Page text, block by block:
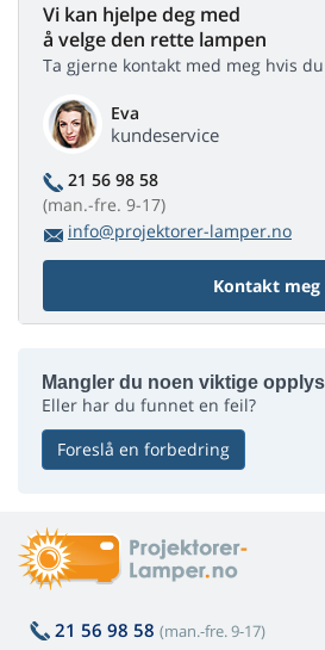
Vi kan hjelpe deg med
å velge den rette lampen
Ta gjerne kontakt med meg hvis
Eva
kundeservice
21 56 98 58
(man.-fre. 9-17)
info@projektorer-lamper.no
Kontakt meg
Mangler du noen viktige
Eller har du funnet en feil?
Foreslå en forbedring
21 56 98 58 (man.-fre. 9-17)